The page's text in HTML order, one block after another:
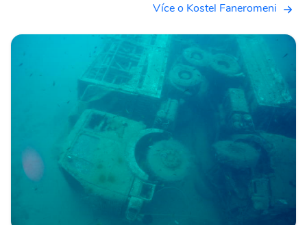
Více o Kostel Faneromeni